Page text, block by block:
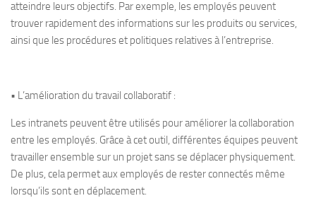
atteindre leurs objectifs. Par exemple, les employés peuvent
trouver rapidement des informations sur les produits ou services,
ainsi que les procédures et politiques relatives à l’entreprise.
• L’amélioration du travail collaboratif :
Les intranets peuvent être utilisés pour améliorer la collaboration
entre les employés. Grâce à cet outil, différentes équipes peuvent
travailler ensemble sur un projet sans se déplacer physiquement.
De plus, cela permet aux employés de rester connectés même
lorsqu’ils sont en déplacement.